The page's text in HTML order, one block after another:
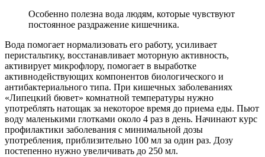
Особенно полезна вода людям, которые чувствуют
постоянное раздражение кишечника.
Вода помогает нормализовать его работу, усиливает
перистальтику, восстанавливает моторную активность,
активирует микрофлору, помогает в выработке
активнодействующих компонентов биологического и
антибактериального типа. При кишечных заболеваниях
«Липецкий бювет» комнатной температуры нужно
употреблять натощак за некоторое время до приема еды. Пьют
воду маленькими глотками около 4 раз в день. Начинают курс
профилактики заболевания с минимальной дозы
употребления, приблизительно 100 мл за один раз. Дозу
постепенно нужно увеличивать до 250 мл.